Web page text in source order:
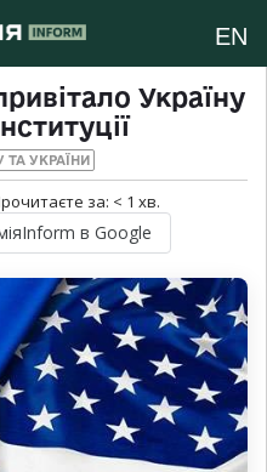
EN
Україну
ТА УКРАЇНИ
за: < 1 хв.
в Google